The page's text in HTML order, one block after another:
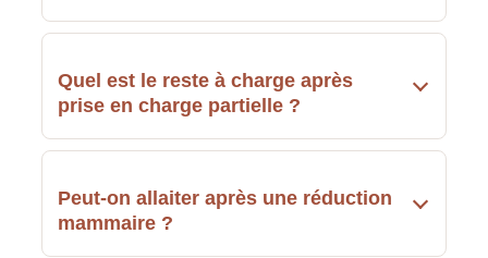
Quel est le reste à charge après
prise en charge partielle ?
Peut-on allaiter après une réduction
mammaire ?